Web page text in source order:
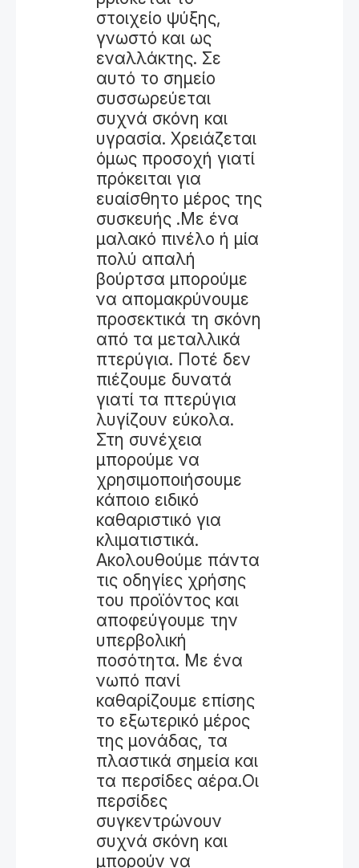
στοιχείο ψύξης,
γνωστό και ως
εναλλάκτης. Σε
αυτό το σημείο
συσσωρεύεται
συχνά σκόνη και
υγρασία. Χρειάζεται
όμως προσοχή γιατί
πρόκειται για
ευαίσθητο μέρος της
συσκευής .Με ένα
μαλακό πινέλο ή μία
πολύ απαλή
βούρτσα μπορούμε
να απομακρύνουμε
προσεκτικά τη σκόνη
από τα μεταλλικά
πτερύγια. Ποτέ δεν
πιέζουμε δυνατά
γιατί τα πτερύγια
λυγίζουν εύκολα.
Στη συνέχεια
μπορούμε να
χρησιμοποιήσουμε
κάποιο ειδικό
καθαριστικό για
κλιματιστικά.
Ακολουθούμε πάντα
τις οδηγίες χρήσης
του προϊόντος και
αποφεύγουμε την
υπερβολική
ποσότητα. Με ένα
νωπό πανί
καθαρίζουμε επίσης
το εξωτερικό μέρος
της μονάδας, τα
πλαστικά σημεία και
τα περσίδες αέρα.Οι
περσίδες
συγκεντρώνουν
συχνά σκόνη και
μπορούν να